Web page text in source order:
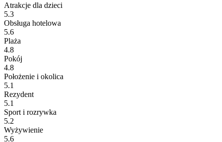
Atrakcje dla dzieci
5.3
Obsługa hotelowa
5.6
Plaża
4.8
Pokój
4.8
Położenie i okolica
5.1
Rezydent
5.1
Sport i rozrywka
5.2
Wyżywienie
5.6